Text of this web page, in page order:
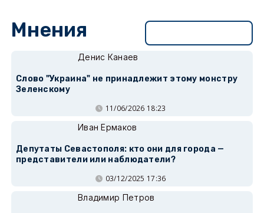
Мнения
Денис Канаев
Слово "Украина" не принадлежит этому монстру
Зеленскому
11/06/2026 18:23
Иван Ермаков
Депутаты Севастополя: кто они для города —
представители или наблюдатели?
03/12/2025 17:36
Владимир Петров